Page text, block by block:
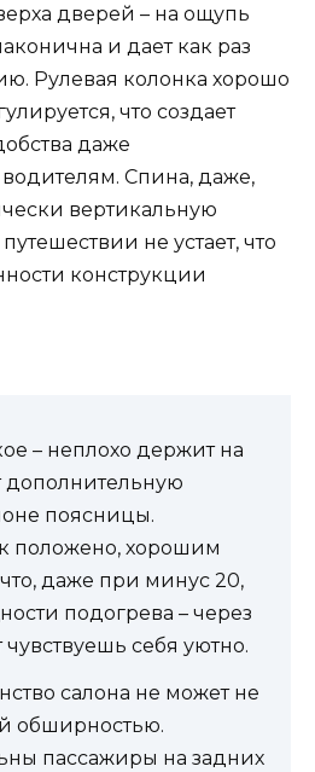
дверей – на ощупь
и дает как раз
Рулевая колонка хорошо
что создает
даже
Спина, даже,
вертикальную
не устает, что
конструкции
– неплохо держит на
дополнительную
поясницы.
положено, хорошим
даже при минус 20,
подогрева – через
себя уютно.
салона не может не
обширностью.
пассажиры на задних